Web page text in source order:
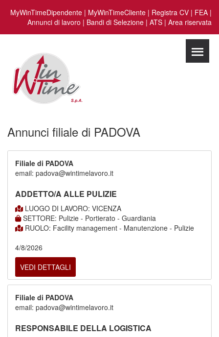
MyWinTimeDipendente | MyWinTimeCliente | Registra CV | FEA |
Annunci di lavoro | Bandi di Selezione | ATS | Area riservata
Annunci filiale di PADOVA
Filiale di PADOVA
email: padova@wintimelavoro.it
ADDETTO/A ALLE PULIZIE
LUOGO DI LAVORO: VICENZA
SETTORE: Pulizie - Portierato - Guardiania
RUOLO: Facility management - Manutenzione - Pulizie
4/8/2026
VEDI DETTAGLI
Filiale di PADOVA
email: padova@wintimelavoro.it
RESPONSABILE DELLA LOGISTICA